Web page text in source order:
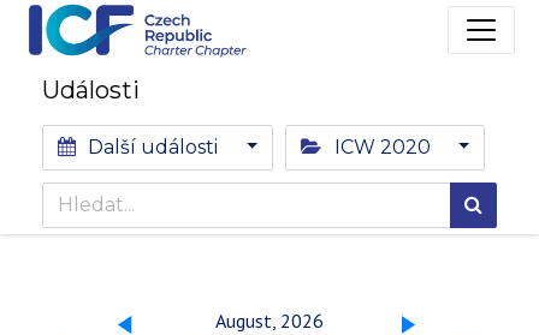
Události
Další události ICW 2020
August, 2026